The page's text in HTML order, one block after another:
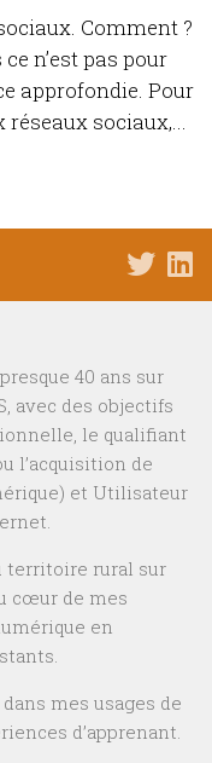
Comment ?
n’est pas pour
approfondie. Pour
sociaux,...
40 ans sur
avec des objectifs
le qualifiant
l’acquisition de
et Utilisateur
territoire rural sur
cœur de mes
en
mes usages de
d’apprenant.